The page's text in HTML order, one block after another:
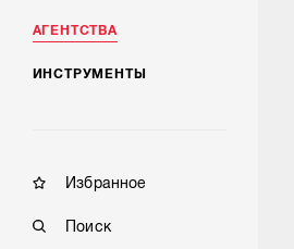
АГЕНТСТВА
ИНСТРУМЕНТЫ
Избранное
Поиск